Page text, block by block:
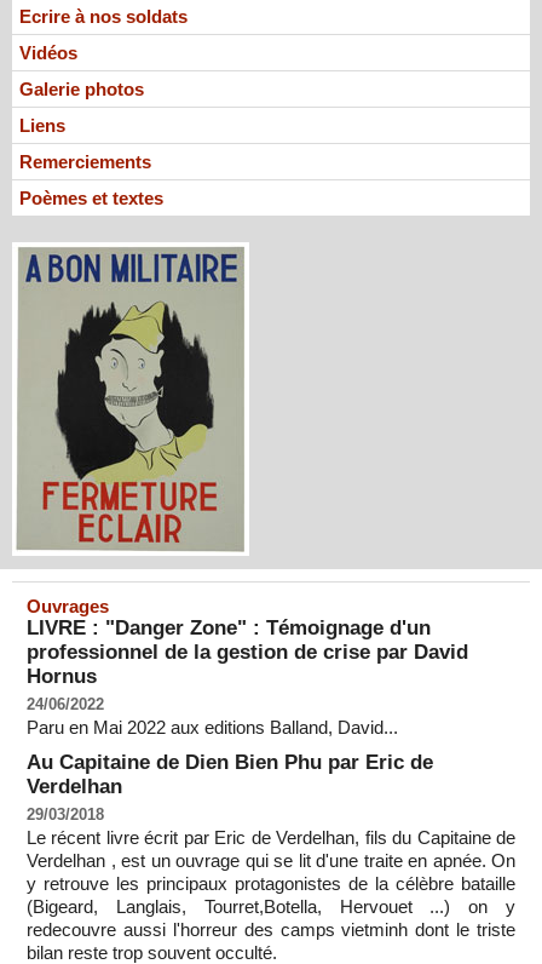
Ecrire à nos soldats
Vidéos
Galerie photos
Liens
Remerciements
Poèmes et textes
Ouvrages
LIVRE : "Danger Zone" : Témoignage d'un
professionnel de la gestion de crise par David
Hornus
24/06/2022
Paru en Mai 2022 aux editions Balland, David...
Au Capitaine de Dien Bien Phu par Eric de
Verdelhan
29/03/2018
Le récent livre écrit par Eric de Verdelhan, fils du Capitaine de
Verdelhan , est un ouvrage qui se lit d'une traite en apnée. On
y retrouve les principaux protagonistes de la célèbre bataille
(Bigeard, Langlais, Tourret,Botella, Hervouet ...) on y
redecouvre aussi l'horreur des camps vietminh dont le triste
bilan reste trop souvent occulté.